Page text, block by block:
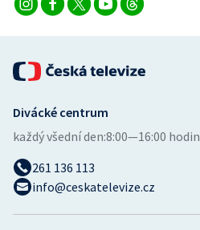
Vodní slalom
Divácké centrum
každý všední den:8:00—16:00 hodin
261 136 113
info@ceskatelevize.cz